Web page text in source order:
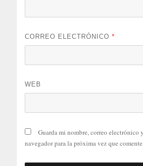
CORREO ELECTRÓNICO*
WEB
Guarda mi nombre, correo electrónico
navegador para la próxima vez que